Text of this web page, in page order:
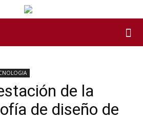
de la
de diseño de